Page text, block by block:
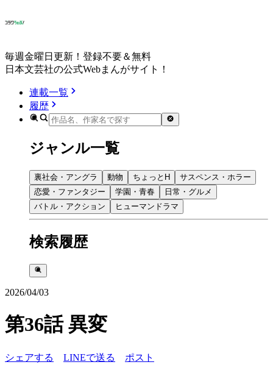
毎週金曜日更新！登録不要＆無料
日本文芸社の公式Webまんがサイト！
連載一覧
履歴
ジャンル一覧
裏社会・アングラ 動物 ちょっとH
サスペンス・ホラー
恋愛・ファンタジー
学園・青春
日常・グルメ
バトル・アクション
ヒューマンドラマ
検索履歴
2026/04/03
第36話 異変
シェアする LINEで送る ポスト